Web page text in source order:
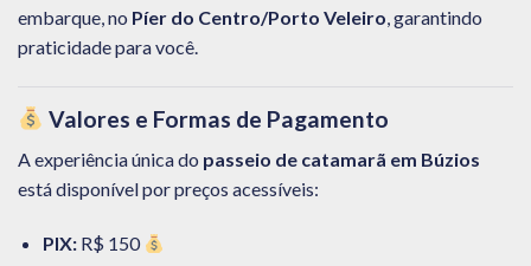
embarque, no Píer do Centro/Porto Veleiro, garantindo
praticidade para você.
Valores e Formas de Pagamento
A experiência única do passeio de catamarã em Búzios
está disponível por preços acessíveis:
PIX:R$ 150